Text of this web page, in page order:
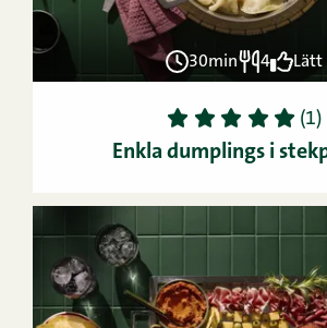
30min 4 Lätt
1 2 3 4 5 (1)
Enkla dumplings i